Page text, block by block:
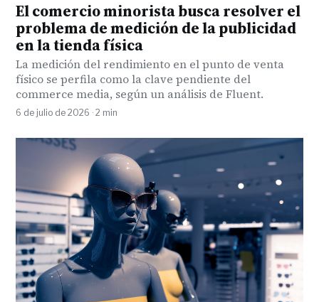
El comercio minorista busca resolver el
problema de medición de la publicidad
en la tienda física
La medición del rendimiento en el punto de venta
físico se perfila como la clave pendiente del
commerce media, según un análisis de Fluent.
6 de julio de 2026 · 2 min